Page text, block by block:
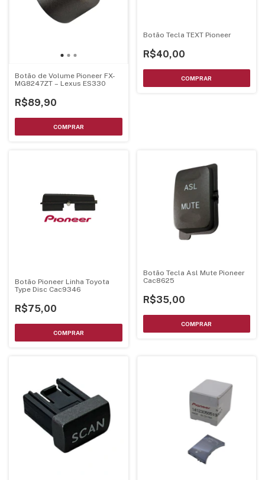
Botão de Volume Pioneer FX-
MG8247ZT – Lexus ES330
R$89,90
Botão Tecla TEXT Pioneer
R$40,00
Botão Pioneer Linha Toyota
Type Disc Cac9346
R$75,00
Botão Tecla Asl Mute Pioneer
Cac8625
R$35,00